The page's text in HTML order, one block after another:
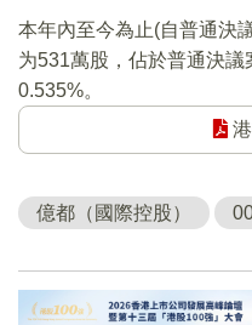
本年內至今為止(自普通決
为531萬股，佔於普通決
0.535%。
億都（國際控股）